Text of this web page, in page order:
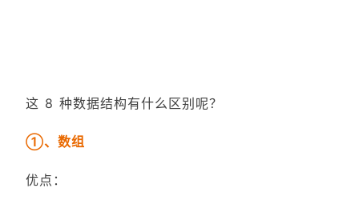
这 8 种数据结构有什么区别呢？
①、数组
优点：